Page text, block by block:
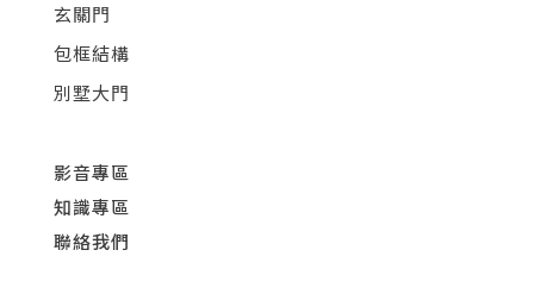
玄關門
包框結構
別墅大門
影音專區
知識專區
聯絡我們